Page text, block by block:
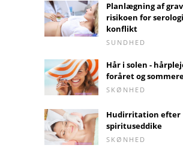
Planlægning af
risikoen for
konflikt
SUNDHED
Hår i solen -
foråret og
SKØNHED
Hudirritation efter
spirituseddike
SKØNHED